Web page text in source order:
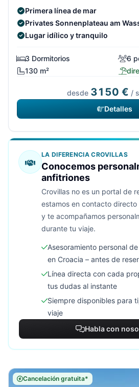
Primera línea de mar
Privates Sonnenplateau am
Lugar idílico y tranquilo
3 Dormitorios
6
130 m²
desde 3150 € /
Detalles
LA DIFERENCIA CROVILLAS
Conocemos
anfitriones
Crovillas no es un portal de
estamos en contacto
y te acompañamos
durante tu viaje.
Asesoramiento personal
en Croacia – antes de
Línea directa con cada
tus dudas al instante
Siempre disponibles para
viaje
Habla con
Cancelación gratuita*